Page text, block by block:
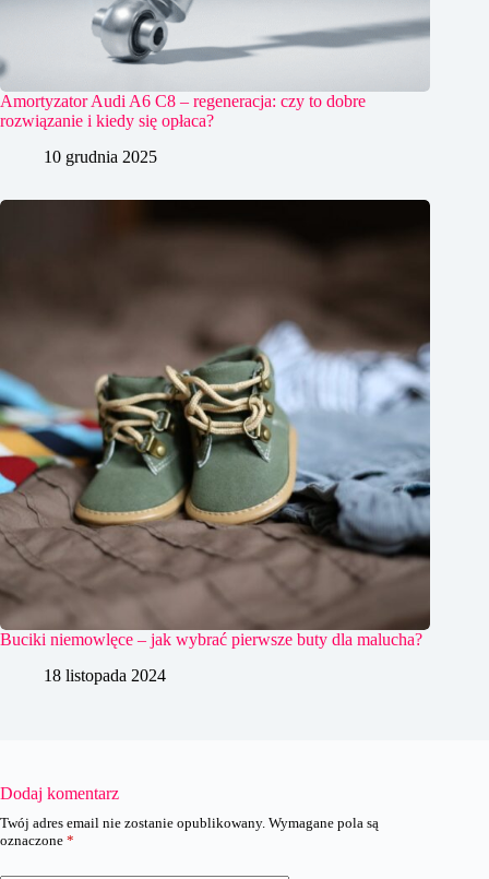
Amortyzator Audi A6 C8 – regeneracja: czy to dobre
rozwiązanie i kiedy się opłaca?
10 grudnia 2025
Buciki niemowlęce – jak wybrać pierwsze buty dla malucha?
18 listopada 2024
Dodaj komentarz
Twój adres email nie zostanie opublikowany. Wymagane pola są
oznaczone *